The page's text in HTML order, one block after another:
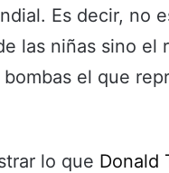
Es decir, no
las niñas sino el
el que
lo que Donald